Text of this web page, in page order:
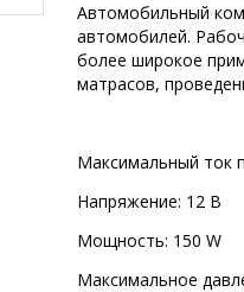
Автомобильный
автомобилей.
более широкое
матрасов,
Максимальный ток
Напряжение: 12 В
Мощность: 150 W
Максимальное